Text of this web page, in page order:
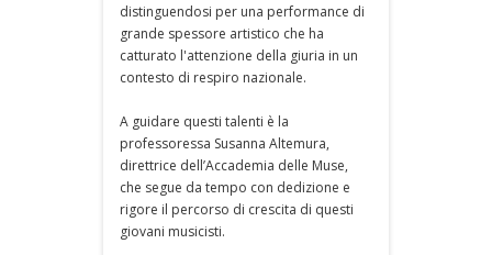
distinguendosi per una performance di
grande spessore artistico che ha
catturato l'attenzione della giuria in un
contesto di respiro nazionale.
A guidare questi talenti è la
professoressa Susanna Altemura,
direttrice dell’Accademia delle Muse,
che segue da tempo con dedizione e
rigore il percorso di crescita di questi
giovani musicisti.